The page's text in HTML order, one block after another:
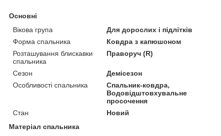
Основні
Вікова група
Для дорослих і підлітків
Форма спальника
Ковдра з капюшоном
Розташування блискавки
спальника
Праворуч (R)
Сезон
Демісезон
Особливості спальника
Спальник-ковдра,
Водовідштовхувальне
просочення
Стан
Новий
Матеріал спальника